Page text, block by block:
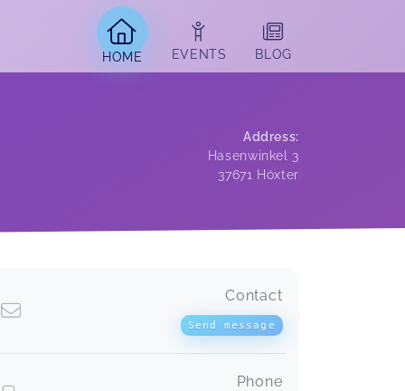
HOME
EVENTS BLOG
Address:
Hasenwinkel 3
37671 Höxter
Contact
Send message
Phone